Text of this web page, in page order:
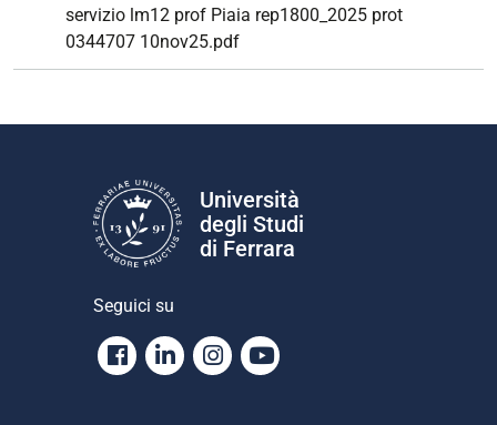
servizio lm12 prof Piaia rep1800_2025 prot
0344707 10nov25.pdf
Università
degli Studi
di Ferrara
Seguici su
Facebook
LinkedinInstagram
Youtube